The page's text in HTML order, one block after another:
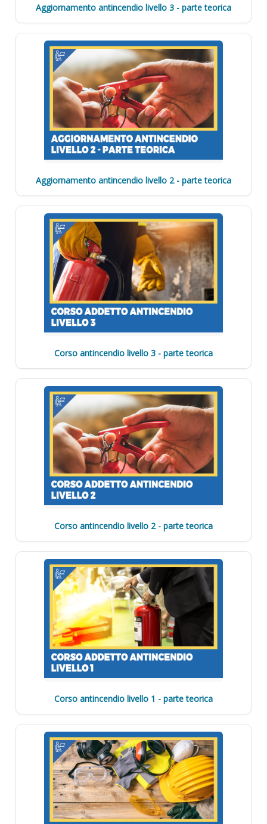
Aggiornamento antincendio livello 3 - parte teorica
Aggiornamento antincendio livello 2 - parte teorica
Corso antincendio livello 3 - parte teorica
Corso antincendio livello 2 - parte teorica
Corso antincendio livello 1 - parte teorica